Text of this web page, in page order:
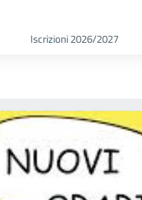
Iscrizioni 2026/2027